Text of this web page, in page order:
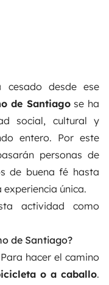
desde ese
de Santiagose ha
social, cultural y
entero. Por este
personas de
de buena fé hasta
única.
actividad como
de Santiago?
Para hacer el camino
o a caballo.